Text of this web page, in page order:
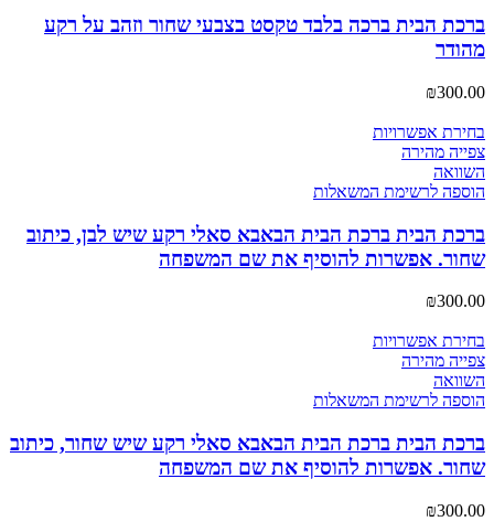
ברכת הבית ברכה בלבד טקסט בצבעי שחור וזהב על רקע
מהודר
₪300.00
בחירת אפשרויות
צפייה מהירה
השוואה
הוספה לרשימת המשאלות
ברכת הבית ברכת הבית הבאבא סאלי רקע שיש לבן, כיתוב
שחור. אפשרות להוסיף את שם המשפחה
₪300.00
בחירת אפשרויות
צפייה מהירה
השוואה
הוספה לרשימת המשאלות
ברכת הבית ברכת הבית הבאבא סאלי רקע שיש שחור, כיתוב
שחור. אפשרות להוסיף את שם המשפחה
₪300.00